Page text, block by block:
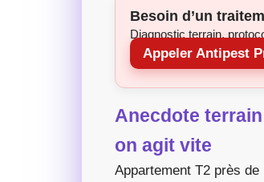
Besoin d’un
Diagnostic terrain,
Appeler Antipest
Anecdote
on agit vite
Appartement T2 près